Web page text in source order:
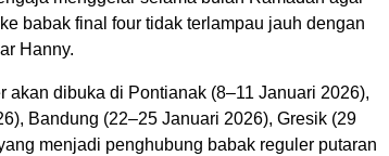
babak final four tidak terlampau jauh dengan
Hanny.
akan dibuka di Pontianak (8–11 Januari 2026),
Bandung (22–25 Januari 2026), Gresik (29
menjadi penghubung babak reguler putaran